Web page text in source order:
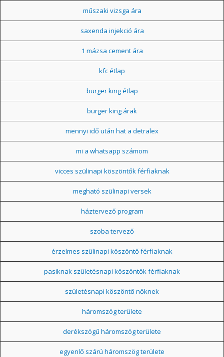
műszaki vizsga ára
saxenda injekció ára
1 mázsa cement ára
kfc étlap
burger king étlap
burger king árak
mennyi idő után hat a detralex
mi a whatsapp számom
vicces szülinapi köszöntők férfiaknak
megható szülinapi versek
háztervező program
szoba tervező
érzelmes szülinapi köszöntő férfiaknak
pasiknak születésnapi köszöntők férfiaknak
születésnapi köszöntő nőknek
háromszög területe
derékszögű háromszög területe
egyenlő szárú háromszög területe